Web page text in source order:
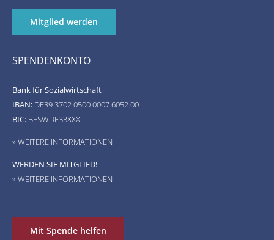
Mitglied werden
SPENDENKONTO
Bank für Sozialwirtschaft
IBAN:DE39 3702 0500 0007 6052 00
BIC: BFSWDE33XXX
» WEITERE INFORMATIONEN
WERDEN SIE MITGLIED!
» WEITERE INFORMATIONEN
Mit Spende helfen